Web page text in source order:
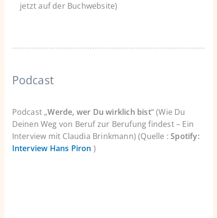
jetzt auf der Buchwebsite)
Podcast
Podcast „Werde, wer Du wirklich bist“ (Wie Du
Deinen Weg von Beruf zur Berufung findest – Ein
Interview mit Claudia Brinkmann) (Quelle :Spotify:
Interview Hans Piron )